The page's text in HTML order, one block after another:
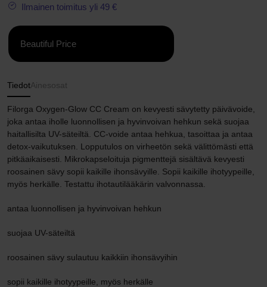
Ilmainen toimitus yli 49 €
Beautiful Price
TiedotAinesosat
Filorga Oxygen-Glow CC Cream on kevyesti sävytetty päivävoide,
joka antaa iholle luonnollisen ja hyvinvoivan hehkun sekä suojaa
haitallisilta UV-säteiltä. CC-voide antaa hehkua, tasoittaa ja antaa
detox-vaikutuksen. Lopputulos on virheetön sekä välittömästi että
pitkäaikaisesti. Mikrokapseloituja pigmenttejä sisältävä kevyesti
roosainen sävy sopii kaikille ihonsävyille. Sopii kaikille ihotyypeille,
myös herkälle. Testattu ihotautilääkärin valvonnassa.
antaa luonnollisen ja hyvinvoivan hehkun
suojaa UV-säteiltä
roosainen sävy sulautuu kaikkiin ihonsävyihin
sopii kaikille ihotyypeille, myös herkälle